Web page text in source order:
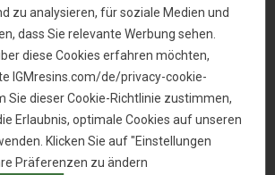
WF 3580
zu analysieren, für soziale Medien und
dass Sie relevante Werbung sehen.
diese Cookies erfahren möchten,
IGMresins.com/de/privacy-cookie-
Sie dieser Cookie-Richtlinie zustimmen,
Erlaubnis, optimale Cookies auf unseren
Klicken Sie auf "Einstellungen
Präferenzen zu ändern